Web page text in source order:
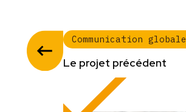
Communication globale
Le projet précédent